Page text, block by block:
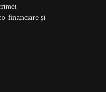
financiare și